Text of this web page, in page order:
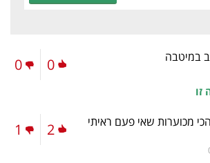
במיטבה
זו
0
0
מכוערות שאי פעם ראיתי
2
1